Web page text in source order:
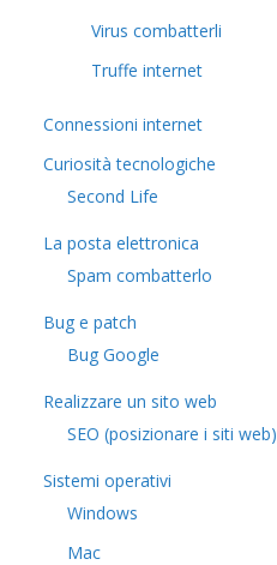
Virus combatterli
Truffe internet
Connessioni internet
Curiosità tecnologiche
​Second Life
La posta elettronica
Spam combatterlo
Bug e patch
Bug Google
Realizzare un sito web
SEO (posizionare i siti web)
Sistemi operativi
Windows
Mac